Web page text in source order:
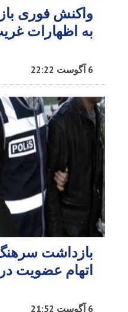
واکنش فوری
به اظهارات
6 آگوست 22:22
بازداشت
اتهام عضویت
6 آگوست 21:52